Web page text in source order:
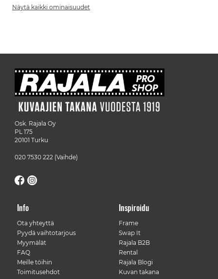
Näytä kaikki ominaisuudet
Osk. Rajala Oy
PL 175
20101 Turku
020 7530 222 (Vaihde)
Info
Ota yhteyttä
Pyydä vaihtotarjous
Myymälät
FAQ
Meille töihin
Toimitusehdot
Inspiroidu
Frame
Swap It
Rajala B2B
Rental
Rajala Blogi
Kuvan takana